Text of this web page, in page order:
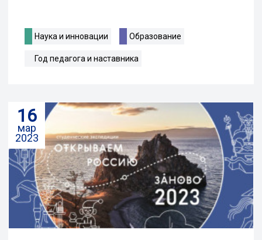
Наука и инновации Образование
Год педагога и наставника
16
мар
2023